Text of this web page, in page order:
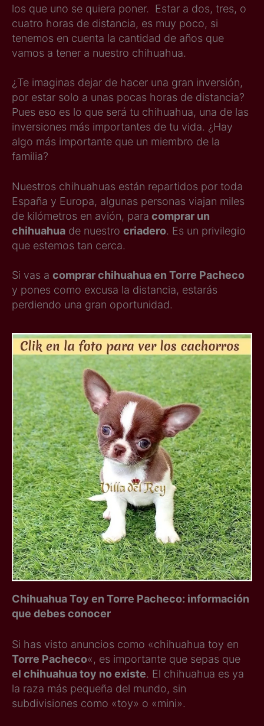
los que uno se quiera poner. Estar a dos, tres, o
cuatro horas de distancia, es muy poco, si
tenemos en cuenta la cantidad de años que
vamos a tener a nuestro chihuahua.
¿Te imaginas dejar de hacer una gran inversión,
por estar solo a unas pocas horas de distancia?
Pues eso es lo que será tu chihuahua, una de las
inversiones más importantes de tu vida. ¿Hay
algo más importante que un miembro de la
familia?
Nuestros chihuahuas están repartidos por toda
España y Europa, algunas personas viajan miles
de kilómetros en avión, para comprar un
chihuahua de nuestro criadero. Es un privilegio
que estemos tan cerca.
Si vas a comprar chihuahua en Torre Pacheco
y pones como excusa la distancia, estarás
perdiendo una gran oportunidad.
Chihuahua Toy en Torre Pacheco: información
que debes conocer
Si has visto anuncios como «chihuahua toy en
Torre Pacheco«, es importante que sepas que
el chihuahua toy no existe. El chihuahua es ya
la raza más pequeña del mundo, sin
subdivisiones como «toy» o «mini».